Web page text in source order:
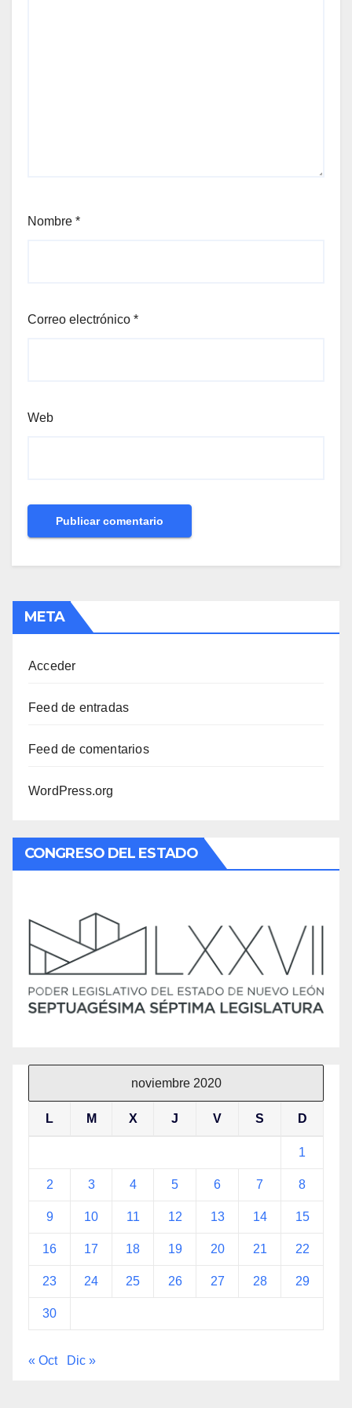
Nombre *
Correo electrónico *
Web
META
Acceder
Feed de entradas
Feed de comentarios
WordPress.org
CONGRESO DEL ESTADO
noviembre 2020
L M X J V S D
1
2 3 4 5 6 7 8
9 10 11 12 13 14 15
16 17 18 19 20 21 22
23 24 25 26 27 28 29
30
« Oct Dic »